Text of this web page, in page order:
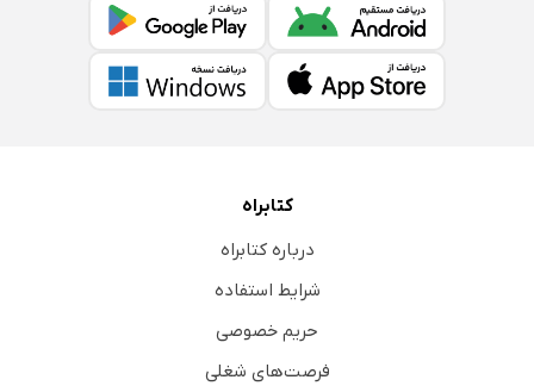
برخوردهای خشن در مناطق مرزی
اقدامات ایران
کتابراه
درباره کتابراه
شرایط استفاده
حریم خصوصی
فرصت‌های شغلی